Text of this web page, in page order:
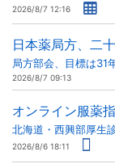
2026/8/7 12:16
日本薬局方、二
局方部会、目標は31
2026/8/7 09:13
オンライン服薬
北海道・西興部厚生
2026/8/6 18:11